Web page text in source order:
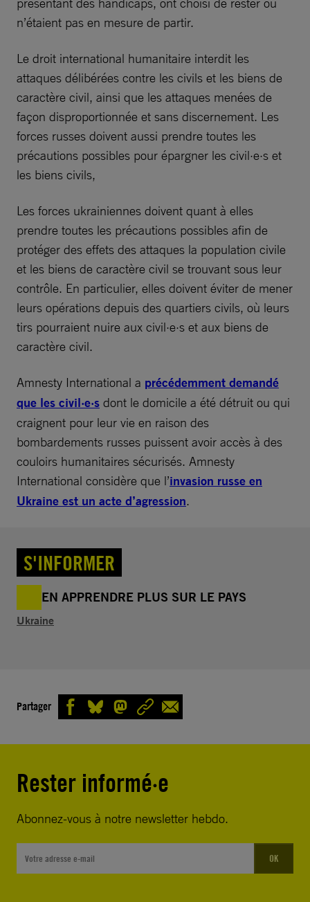
n’étaient pas en mesure de partir.
Le droit international humanitaire interdit les
attaques délibérées contre les civils et les biens de
caractère civil, ainsi que les attaques menées de
façon disproportionnée et sans discernement. Les
forces russes doivent aussi prendre toutes les
précautions possibles pour épargner les civil·e·s et
les biens civils,
Les forces ukrainiennes doivent quant à elles
prendre toutes les précautions possibles afin de
protéger des effets des attaques la population civile
et les biens de caractère civil se trouvant sous leur
contrôle. En particulier, elles doivent éviter de mener
leurs opérations depuis des quartiers civils, où leurs
tirs pourraient nuire aux civil·e·s et aux biens de
caractère civil.
Amnesty International a précédemment demandé
que les civil·e·s dont le domicile a été détruit ou qui
craignent pour leur vie en raison des
bombardements russes puissent avoir accès à des
couloirs humanitaires sécurisés. Amnesty
International considère que l’invasion russe en
Ukraine est un acte d’agression.
S'INFORMER
EN APPRENDRE PLUS SUR LE PAYS
Ukraine
Partager
Rester informé·e
Abonnez-vous à notre newsletter hebdo.
OK